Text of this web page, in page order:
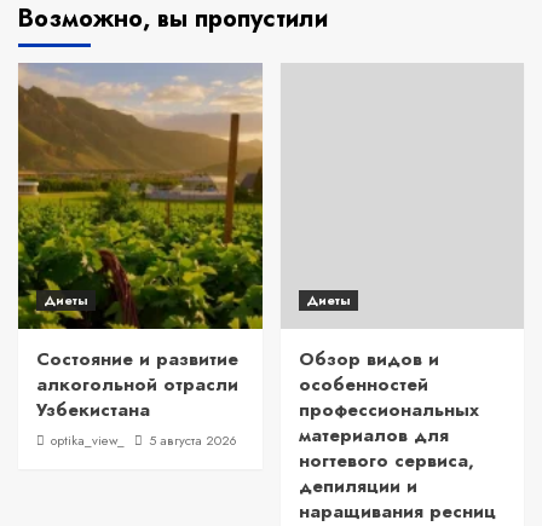
Возможно, вы пропустили
Диеты
Состояние и развитие
алкогольной отрасли
Узбекистана
optika_view_ 5 августа 2026
Диеты
Обзор видов и
особенностей
профессиональных
материалов для
ногтевого сервиса,
депиляции и
наращивания ресниц